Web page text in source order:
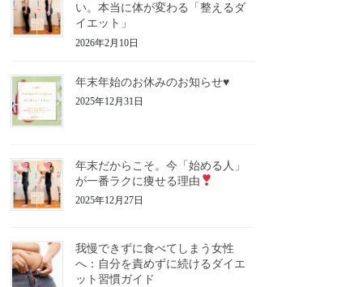
い。本当に体が変わる「整えるダ
イエット」
2026年2月10日
年末年始のお休みのお知らせ♥️
2025年12月31日
年末だからこそ。今「始める人」
が一番ラクに痩せる理由
2025年12月27日
我慢できずに食べてしまう女性
へ：自分を責めずに続けるダイエ
ット習慣ガイド